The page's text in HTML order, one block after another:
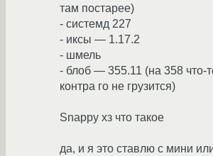
там постарее)
- системд 227
- иксы — 1.17.2
- шмель
- блоб — 355.11 (на 358 что-
контра го не грузится)
Snappy хз что такое
да, и я это ставлю с мини